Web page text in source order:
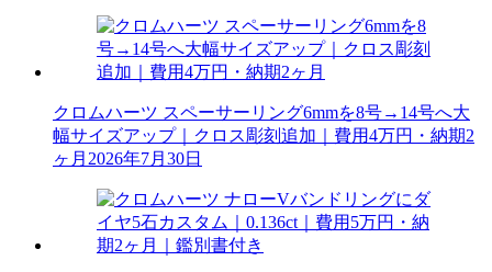
クロムハーツ スペーサーリング6mmを8号→14号へ大
幅サイズアップ｜クロス彫刻追加｜費用4万円・納期2
ヶ月 2026年7月30日